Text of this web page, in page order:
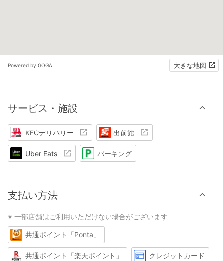
Powered by GOGA 大きな地図
サービス・施設
KFCデリバリー 出前館
Uber Eats パーキング
支払い方法
※ 一部店舗はご利用いただけない場合がございます
共通ポイント「Ponta」
共通ポイント「楽天ポイント」 クレジットカード